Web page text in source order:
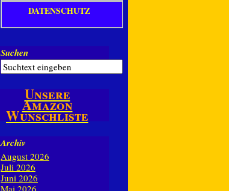
DATENSCHUTZ
Suchen
Unsere
Amazon
Wunschliste
Archiv
August 2026
Juli 2026
Juni 2026
Mai 2026